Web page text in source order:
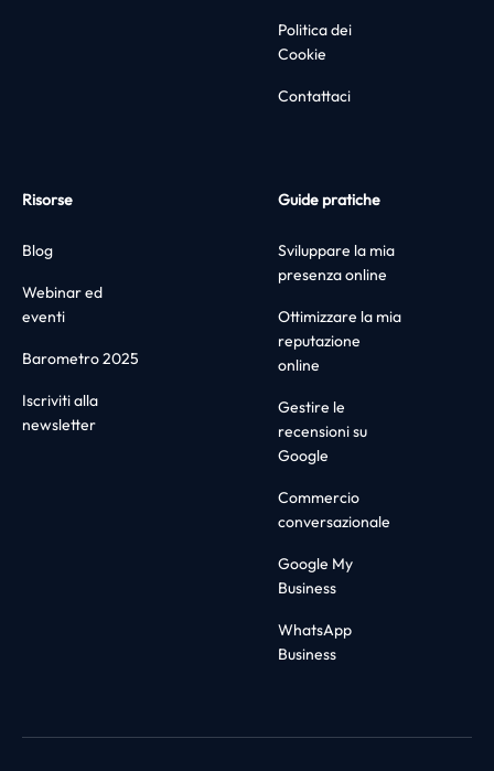
Politica dei
Cookie
Contattaci
Risorse
Blog
Webinar ed
eventi
Barometro 2025
Iscriviti alla
newsletter
Guide pratiche
Sviluppare la mia
presenza online
Ottimizzare la mia
reputazione
online
Gestire le
recensioni su
Google
Commercio
conversazionale
Google My
Business
WhatsApp
Business